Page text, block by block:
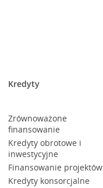
Kredyty
Zrównoważone
finansowanie
Kredyty obrotowe i
inwestycyjne
Finansowanie projektów
Kredyty konsorcjalne